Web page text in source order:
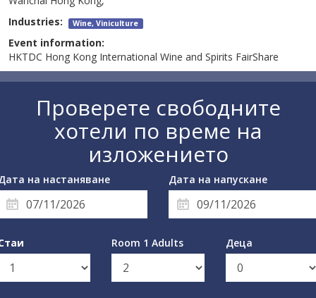
Industries: Wine, Viniculture
Event information:
HKTDC Hong Kong International Wine and Spirits FairShare
Проверете свободните
хотели по време на
изложението
на настаняване Дата на напускане
Room 1 Adults Деца